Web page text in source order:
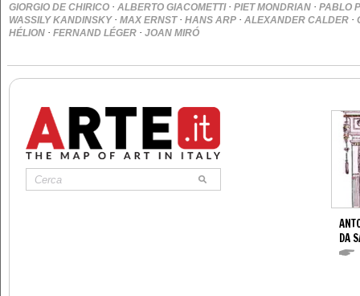
GIORGIO DE CHIRICO · ALBERTO GIACOMETTI· PIET MONDRIAN · PABLO
WASSILY KANDINSKY· MAX ERNST· HANS ARP · ALEXANDER CALDER ·
HÉLION · FERNAND LÉGER · JOAN MIRÓ
DA